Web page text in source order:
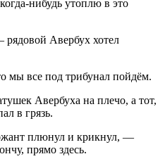
нибудь утоплю в это
Авербух хотел
мы все под трибунал пойдём.
Авербуха на плечо, а тот,
в грязь.
плюнул и крикнул, —
прямо здесь.